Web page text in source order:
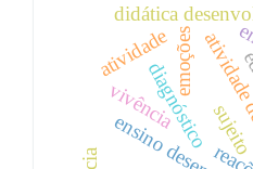
diagnóstico
didática
emoções
atividade
vivência